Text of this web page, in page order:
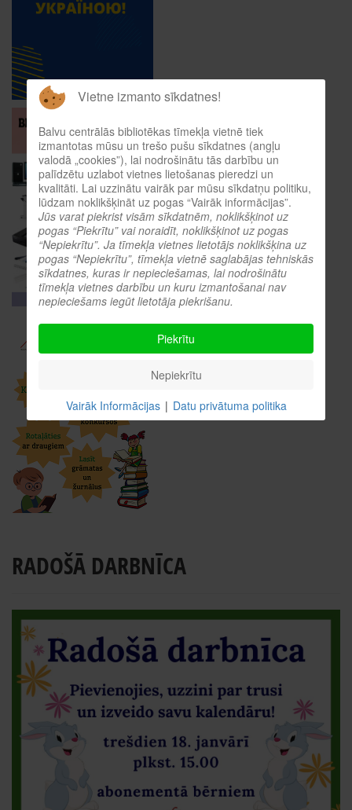
RADOŠĀ DARBNĪCA
Vietne izmanto sīkdatnes!
Balvu centrālās bibliotēkas tīmekļa vietnē tiek
izmantotas mūsu un trešo pušu sīkdatnes (angļu
valodā „cookies”), lai nodrošinātu tās darbību un
palīdzētu uzlabot vietnes lietošanas pieredzi un
kvalitāti. Lai uzzinātu vairāk par mūsu sīkdatņu politiku,
lūdzam noklikšķināt uz pogas “Vairāk informācijas”.
Jūs varat piekrist visām sīkdatnēm, noklikšķinot uz
pogas “Piekrītu” vai noraidīt, noklikšķinot uz pogas
“Nepiekrītu”. Ja tīmekļa vietnes lietotājs noklikšķina uz
pogas “Nepiekrītu”, tīmekļa vietnē saglabājas tehniskās
sīkdatnes, kuras ir nepieciešamas, lai nodrošinātu
tīmekļa vietnes darbību un kuru izmantošanai nav
nepieciešams iegūt lietotāja piekrišanu.
Piekrītu
Nepiekrītu
Vairāk Informācijas | Datu privātuma politika